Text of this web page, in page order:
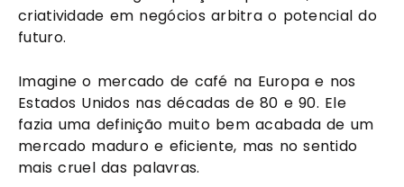
criatividade em negócios arbitra o potencial do
futuro.
Imagine o mercado de café na Europa e nos
Estados Unidos nas décadas de 80 e 90. Ele
fazia uma definição muito bem acabada de um
mercado maduro e eficiente, mas no sentido
mais cruel das palavras.